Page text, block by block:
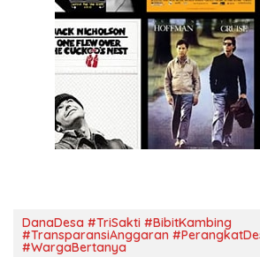
DanaDesa #TriSakti #BibitKambing
#TransparansiAnggaran
#WargaBertanya